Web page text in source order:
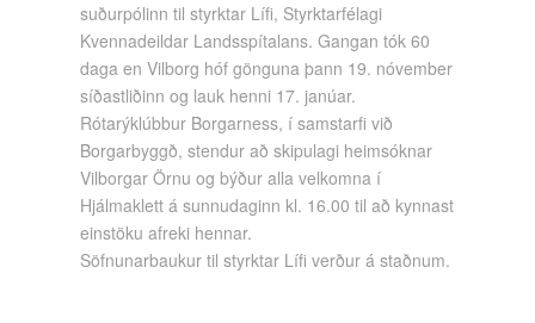
suðurpólinn til styrktar Lífi, Styrktarfélagi
Kvennadeildar Landsspítalans. Gangan tók 60
daga en Vilborg hóf gönguna þann 19. nóvember
síðastliðinn og lauk henni 17. janúar.
Rótarýklúbbur Borgarness, í samstarfi við
Borgarbyggð, stendur að skipulagi heimsóknar
Vilborgar Örnu og býður alla velkomna í
Hjálmaklett á sunnudaginn kl. 16.00 til að kynnast
einstöku afreki hennar.
Söfnunarbaukur til styrktar Lífi verður á staðnum.